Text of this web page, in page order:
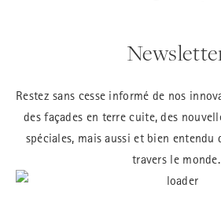
Restez sans cesse informé de nos
des façades en terre cuite, des
spéciales, mais aussi et bien entendu
travers le monde.